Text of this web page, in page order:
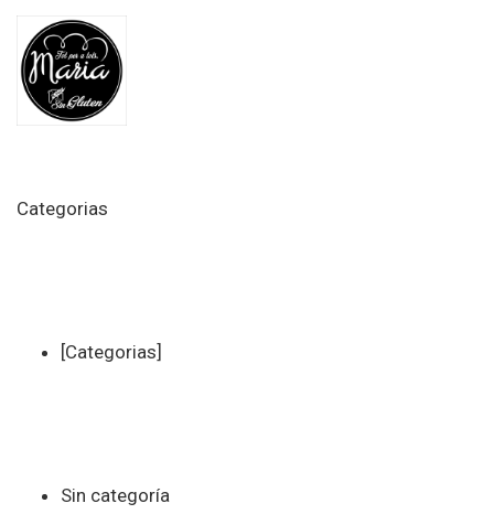
Categorias
[Categorias]
Sin categoría